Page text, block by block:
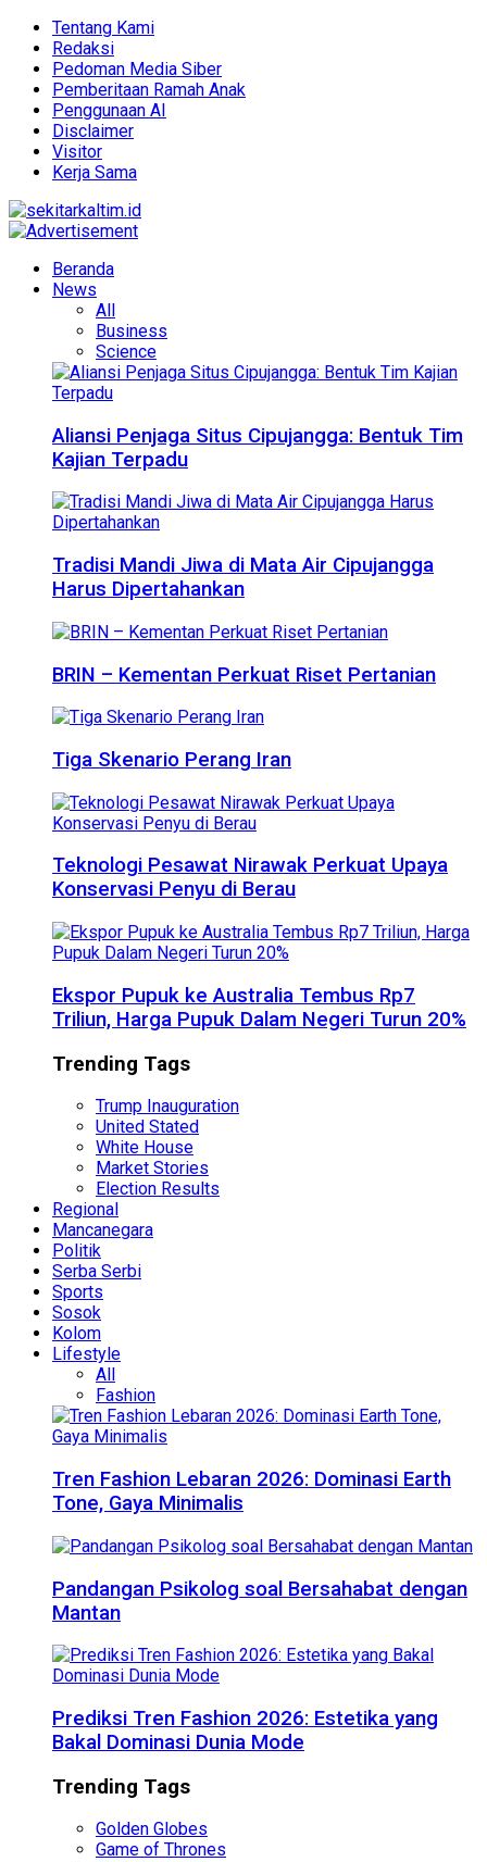
Tentang Kami
Redaksi
Pedoman Media Siber
Pemberitaan Ramah Anak
Penggunaan AI
Disclaimer
Visitor
Kerja Sama
Beranda
News
All
Business
Science
Aliansi Penjaga Situs Cipujangga: Bentuk Tim
Kajian Terpadu
Tradisi Mandi Jiwa di Mata Air Cipujangga
Harus Dipertahankan
BRIN – Kementan Perkuat Riset Pertanian
Tiga Skenario Perang Iran
Teknologi Pesawat Nirawak Perkuat Upaya
Konservasi Penyu di Berau
Ekspor Pupuk ke Australia Tembus Rp7
Triliun, Harga Pupuk Dalam Negeri Turun 20%
Trending Tags
Trump Inauguration
United Stated
White House
Market Stories
Election Results
Regional
Mancanegara
Politik
Serba Serbi
Sports
Sosok
Kolom
Lifestyle
All
Fashion
Tren Fashion Lebaran 2026: Dominasi Earth
Tone, Gaya Minimalis
Pandangan Psikolog soal Bersahabat dengan
Mantan
Prediksi Tren Fashion 2026: Estetika yang
Bakal Dominasi Dunia Mode
Trending Tags
Golden Globes
Game of Thrones